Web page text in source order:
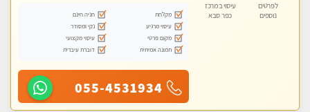
לפרטים
נוספים
עיסוי במרכז
כפר סבא
מקלחת
חניה חינם
עיסוי מרגיע
נקי ומסודר
מקום פרטי
עיסוי מקצועי
תמונה אמיתית
דוברת עיברית
055-4531934